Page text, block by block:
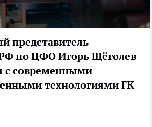
представитель
по ЦФО Игорь Щёголев
с современными
технологиями ГК